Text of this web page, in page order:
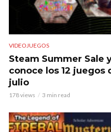
VIDEOJUEGOS
Steam Summer Sale
conoce los 12 juegos
julio
178 views 3 min read